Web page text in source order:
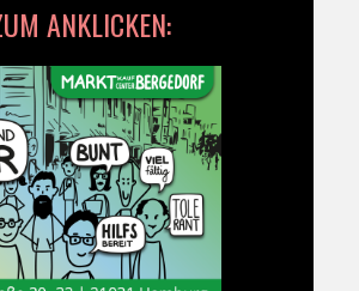
ANKLICKEN: